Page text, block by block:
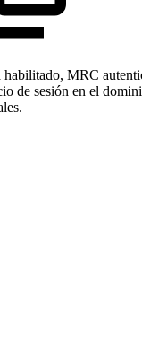
habilitado, MRC
de sesión en el